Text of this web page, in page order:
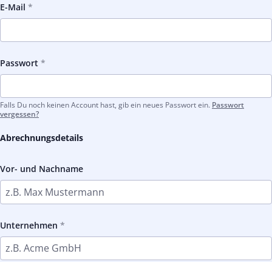
E-Mail
Passwort
Falls Du noch keinen Account hast, gib ein neues Passwort ein. Passwort
vergessen?
Abrechnungsdetails
Vor- und Nachname
Unternehmen